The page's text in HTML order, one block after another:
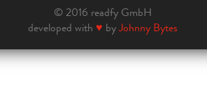
© 2016 readfy GmbH
developed with ♥ byJohnny Bytes